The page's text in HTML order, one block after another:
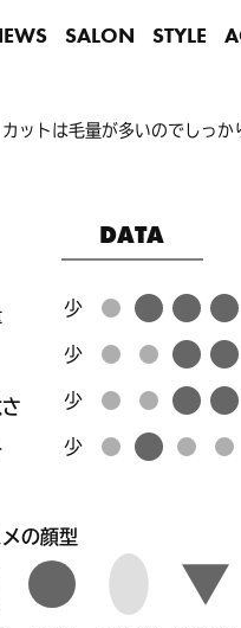
SALON STYLE
トは毛量が多いのでしっ
DATA
の顔型